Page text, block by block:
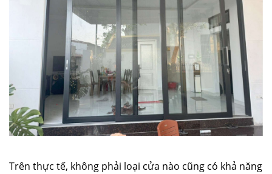
Trên thực tế, không phải loại cửa nào cũng có khả năng